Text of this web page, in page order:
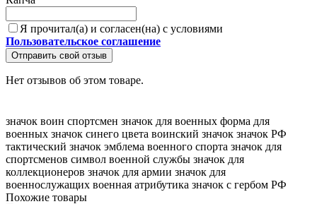
Я прочитал(а) и согласен(на) с условиями
Пользовательское соглашение
Отправить свой отзыв
Нет отзывов об этом товаре.
значок воин спортсмен значок для военных форма для
военных значок синего цвета воинский значок значок РФ
тактический значок эмблема военного спорта значок для
спортсменов символ военной службы значок для
коллекционеров значок для армии значок для
военнослужащих военная атрибутика значок с гербом РФ
Похожие товары